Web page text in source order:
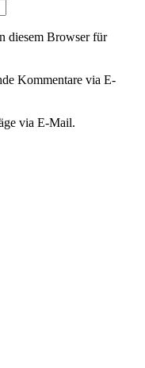
diesem Browser für
Kommentare via E-
via E-Mail.